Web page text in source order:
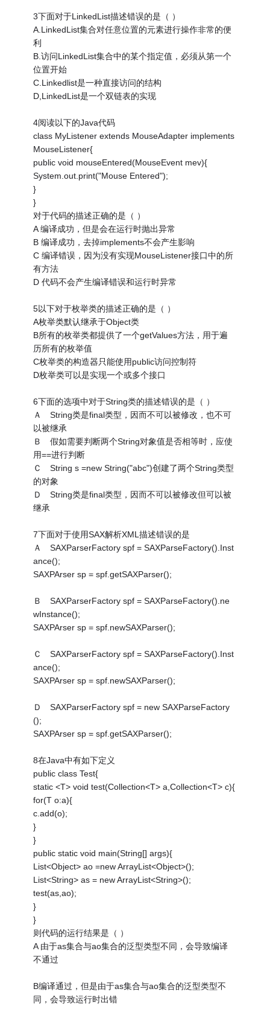
3下面对于LinkedList描述错误的是（ ）
A.LinkedList集合对任意位置的元素进行操作非常的便
利
B.访问LinkedList集合中的某个指定值，必须从第一个
位置开始
C.Linkedlist是一种直接访问的结构
D,LinkedList是一个双链表的实现
4阅读以下的Java代码
class MyListener extends MouseAdapter implements
MouseListener{
public void mouseEntered(MouseEvent mev){
System.out.print("Mouse Entered");
}
}
对于代码的描述正确的是（ ）
A 编译成功，但是会在运行时抛出异常
B 编译成功，去掉implements不会产生影响
C 编译错误，因为没有实现MouseListener接口中的所
有方法
D 代码不会产生编译错误和运行时异常
5以下对于枚举类的描述正确的是（ ）
A枚举类默认继承于Object类
B所有的枚举类都提供了一个getValues方法，用于遍
历所有的枚举值
C枚举类的构造器只能使用public访问控制符
D枚举类可以是实现一个或多个接口
6下面的选项中对于String类的描述错误的是（ ）
Ａ String类是final类型，因而不可以被修改，也不可
以被继承
Ｂ 假如需要判断两个String对象值是否相等时，应使
用==进行判断
Ｃ String s =new String("abc")创建了两个String类型
的对象
Ｄ String类是final类型，因而不可以被修改但可以被
继承
7下面对于使用SAX解析XML描述错误的是
Ａ SAXParserFactory spf = SAXParseFactory().Inst
ance();
SAXPArser sp = spf.getSAXParser();
Ｂ SAXParserFactory spf = SAXParseFactory().ne
wInstance();
SAXPArser sp = spf.newSAXParser();
Ｃ SAXParserFactory spf = SAXParseFactory().Inst
ance();
SAXPArser sp = spf.newSAXParser();
Ｄ SAXParserFactory spf = new SAXParseFactory
();
SAXPArser sp = spf.getSAXParser();
8在Java中有如下定义
public class Test{
static <T> void test(Collection<T> a,Collection<T> c){
for(T o:a){
c.add(o);
}
}
public static void main(String[] args){
List<Object> ao =new ArrayList<Object>();
List<String> as = new ArrayList<String>();
test(as,ao);
}
}
则代码的运行结果是（ ）
A 由于as集合与ao集合的泛型类型不同，会导致编译
不通过
B编译通过，但是由于as集合与ao集合的泛型类型不
同，会导致运行时出错